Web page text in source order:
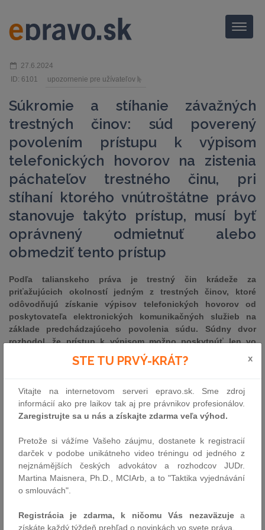
Menu
27.6.2024
ID: 6101
upozornenie pre užívateľov
Súkromie a stíhanie závažných
trestných činov: súd poverený
povolením prístupu k výpisom
telefonických hovorov na zistenia
páchateľov trestného činu, pri
stíhaní ktorého vnútroštátne právo
stanovuje takýto prístup, musí byť
oprávnený odmietnuť alebo
obmedziť tento prístup
Podľa talianskeho práva je trestný čin krádeže za
priťažujúcich okolností jedným z trestných činov, ktoré
odôvodňujú získanie výpisov telefonických hovorov od
poskytovateľa elektronických komunikačných služieb na
základe predchádzajúceho povolenia súdu. Súdny dvor
rozhodol, že prístup k výpisom možno poskytnúť len vo
vzťahu k údajom osôb podozrivých z účasti na závažnom
trestnom čine, pričom spresňuje, že definovať „závažné
povolením tohto prístupu však musí byť oprávnený
odmietnuť alebo obmedziť uvedený prístup, ak zistí, že
zásah do základných práv na rešpektovanie súkromia a
je závažný, hoci je zjavné, že dotknutý trestný čin nie je
závažný vzhľadom na spoločenské podmienky prevládajúce
v dotknutom členskom štáte.
V rámci trestného stíhania týkajúceho sa krádeže dvoch
(Bolzano) žiada taliansky súd o povolenie získať od všetkých
telefónnych operátorov výpisy telefonických hovorov z
STE TU PRVÝ-KRÁT? x
Vitajte na internetovom serveri epravo.sk. Sme zdroj
informácií ako pre laikov tak aj pre právnikov profesionálov.
Zaregistrujte sa u nás a získajte zdarma veľa výhod.
Pretože si vážíme Vašeho záujmu, dostanete k registracií
darček v podobe unikátneho video tréningu od jedného z
nejznámějších českých advokátov a rozhodcov JUDr.
Martina Maisnera, Ph.D., MCIArb, a to "Taktika vyjednávání
o smlouvách".
Registrácia je zdarma, k ničomu Vás nezaväzujea
získáte každý týždeň prehľad o novinkách vo svete práva.